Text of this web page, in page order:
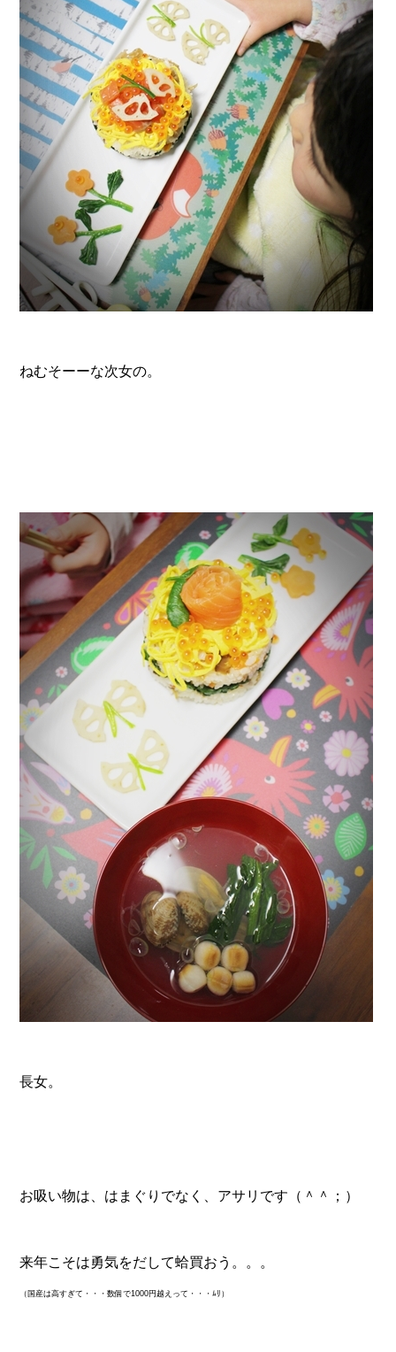
ねむそーーな次女の。
長女。
お吸い物は、はまぐりでなく、アサリです（＾＾；）
来年こそは勇気をだして蛤買おう。。。
（国産は高すぎて・・・数個で1000円越えって・・・ﾑﾘ）